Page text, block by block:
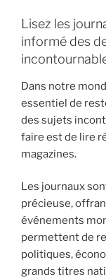
Lisez les
informé des
Dans notre
essentiel de
des sujets
faire est de lire
magazines.
Les journaux
précieuse,
événements
permettent de
politiques,
grands titres